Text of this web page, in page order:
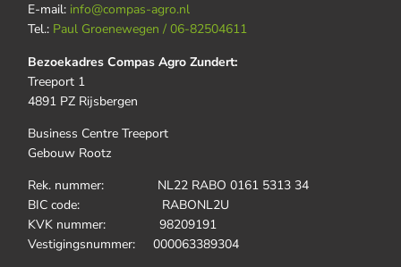
E-mail: info@compas-agro.nl
Tel.: Paul Groenewegen / 06-82504611
Bezoekadres Compas Agro Zundert:
Treeport 1
4891 PZ Rijsbergen
Business Centre Treeport
Gebouw Rootz
Rek. nummer: NL22 RABO 0161 5313 34
BIC code: RABONL2U
KVK nummer: 98209191
Vestigingsnummer: 000063389304